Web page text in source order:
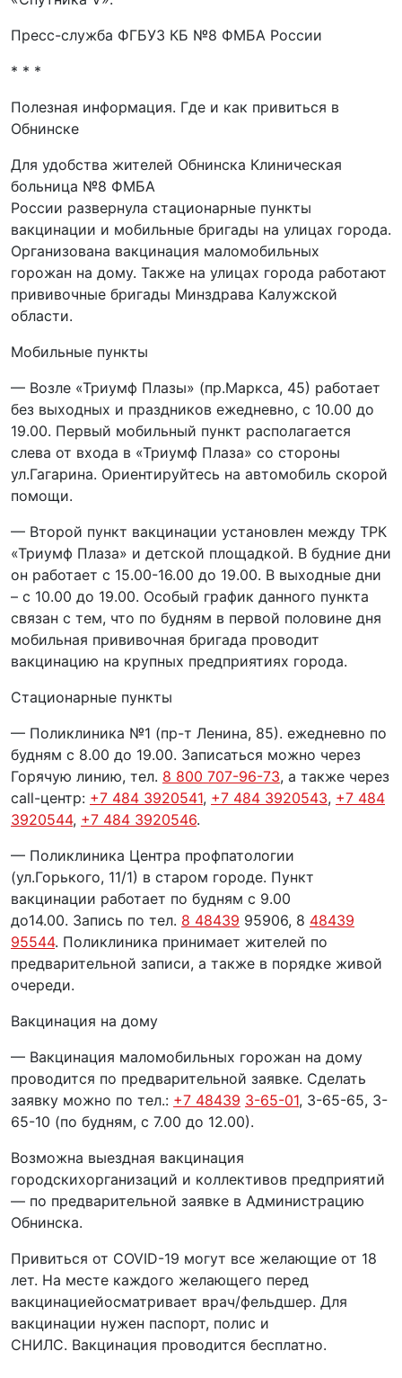
Пресс-служба ФГБУЗ КБ №8 ФМБА России
* * *
Полезная информация. Где и как привиться в
Обнинске
Для удобства жителей Обнинска Клиническая
больница №8 ФМБА
России развернула стационарные пункты
вакцинации и мобильные бригады на улицах города.
Организована вакцинация маломобильных
горожан на дому. Также на улицах города работают
прививочные бригады Минздрава Калужской
области.
Мобильные пункты
— Возле «Триумф Плазы» (пр.Маркса, 45) работает
без выходных и праздников ежедневно, с 10.00 до
19.00. Первый мобильный пункт располагается
слева от входа в «Триумф Плаза» со стороны
ул.Гагарина. Ориентируйтесь на автомобиль скорой
помощи.
— Второй пункт вакцинации установлен между ТРК
«Триумф Плаза» и детской площадкой. В будние дни
он работает с 15.00-16.00 до 19.00. В выходные дни
– с 10.00 до 19.00. Особый график данного пункта
связан с тем, что по будням в первой половине дня
мобильная прививочная бригада проводит
вакцинацию на крупных предприятиях города.
Стационарные пункты
— Поликлиника №1 (пр-т Ленина, 85). ежедневно по
будням с 8.00 до 19.00. Записаться можно через
Горячую линию, тел. 8 800 707-96-73, а также через
call-центр: +7 484 3920541, +7 484 3920543, +7 484
3920544, +7 484 3920546.
— Поликлиника Центра профпатологии
(ул.Горького, 11/1) в старом городе. Пункт
вакцинации работает по будням с 9.00
до14.00. Запись по тел. 8 48439 95906, 8 48439
95544. Поликлиника принимает жителей по
предварительной записи, а также в порядке живой
очереди.
Вакцинация на дому
— Вакцинация маломобильных горожан на дому
проводится по предварительной заявке. Сделать
заявку можно по тел.: +7 48439 3-65-01, 3-65-65, 3-
65-10 (по будням, с 7.00 до 12.00).
Возможна выездная вакцинация
городскихорганизаций и коллективов предприятий
— по предварительной заявке в Администрацию
Обнинска.
Привиться от COVID-19 могут все желающие от 18
лет. На месте каждого желающего перед
вакцинациейосматривает врач/фельдшер. Для
вакцинации нужен паспорт, полис и
СНИЛС. Вакцинация проводится бесплатно.